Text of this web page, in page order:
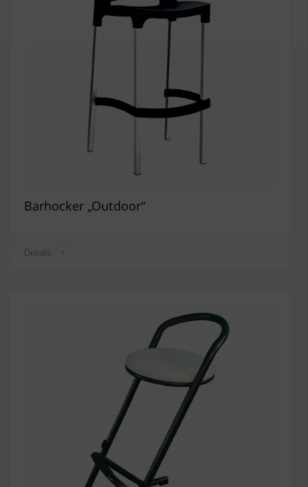
Barhocker „Outdoor“
Details